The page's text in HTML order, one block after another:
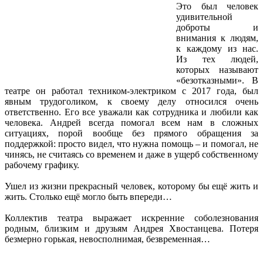
Это был человек
удивительной
доброты и
внимания к людям,
к каждому из нас.
Из тех людей,
которых называют
«безотказными». В
театре он работал техником-электриком с 2017 года, был
явным трудоголиком, к своему делу относился очень
ответственно. Его все уважали как сотрудника и любили как
человека. Андрей всегда помогал всем нам в сложных
ситуациях, порой вообще без прямого обращения за
поддержкой: просто видел, что нужна помощь – и помогал, не
чинясь, не считаясь со временем и даже в ущерб собственному
рабочему графику.
Ушел из жизни прекрасный человек, которому бы ещё жить и
жить. Столько ещё могло быть впереди…
Коллектив театра выражает искренние соболезнования
родным, близким и друзьям Андрея Хвостанцева. Потеря
безмерно горькая, невосполнимая, безвременная…